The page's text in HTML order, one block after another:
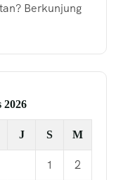
Berkunjung
2026
J S M
1 2